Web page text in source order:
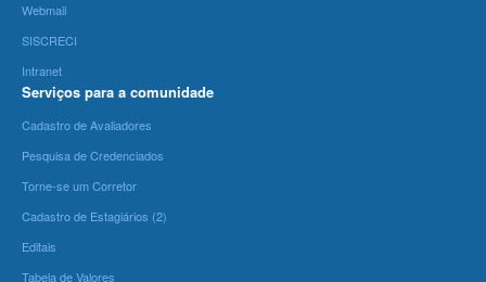
Webmail
SISCRECI
Intranet
Serviços para a comunidade
Cadastro de Avaliadores
Pesquisa de Credenciados
Torne-se um Corretor
Cadastro de Estagiários (2)
Editais
Tabela de Valores